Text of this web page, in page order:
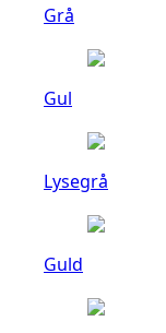
Grå
Gul
Lysegrå
Guld